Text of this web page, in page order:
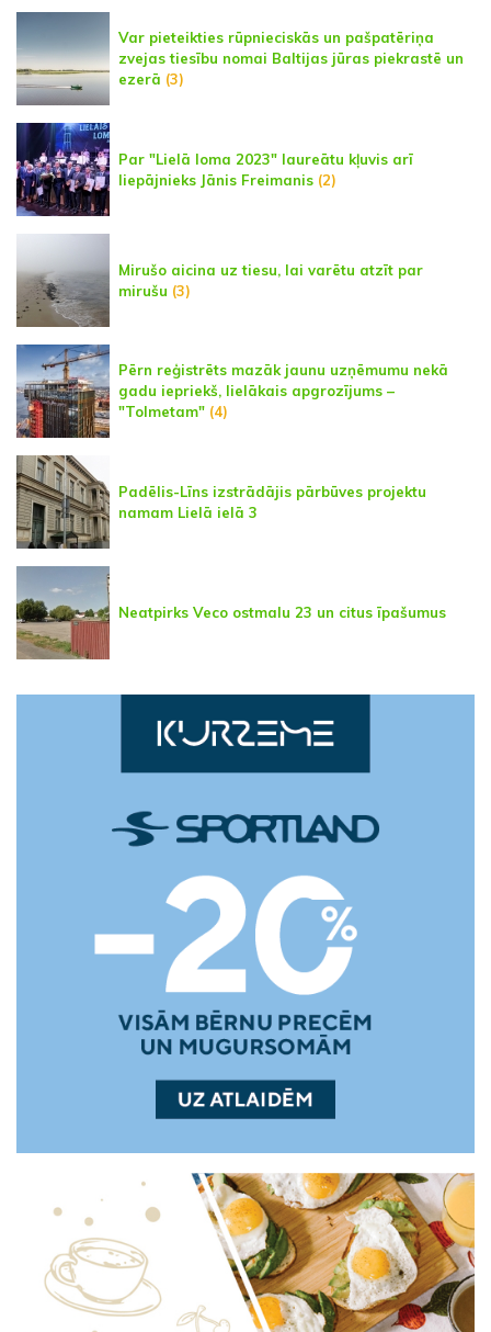
Var pieteikties rūpnieciskās un pašpatēriņa
zvejas tiesību nomai Baltijas jūras piekrastē un
ezerā (3)
Par "Lielā loma 2023" laureātu kļuvis arī
liepājnieks Jānis Freimanis (2)
Mirušo aicina uz tiesu, lai varētu atzīt par
mirušu (3)
Pērn reģistrēts mazāk jaunu uzņēmumu nekā
gadu iepriekš, lielākais apgrozījums –
"Tolmetam" (4)
Padēlis-Līns izstrādājis pārbūves projektu
namam Lielā ielā 3
Neatpirks Veco ostmalu 23 un citus īpašumus